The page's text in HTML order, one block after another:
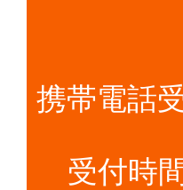
携帯電話
受付時